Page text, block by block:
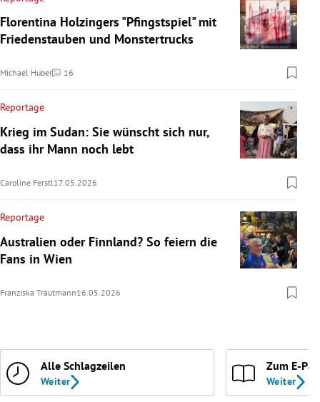
Florentina Holzingers "Pfingstspiel" mit
Friedenstauben und Monstertrucks
Michael Huber 16
Kommentare
Reportage
Krieg im Sudan: Sie wünscht sich nur,
dass ihr Mann noch lebt
Caroline Ferstl17.05.2026
Reportage
Australien oder Finnland? So feiern die
Fans in Wien
Franziska Trautmann16.05.2026
Alle Schlagzeilen
Weiter
Zum E-
Weiter